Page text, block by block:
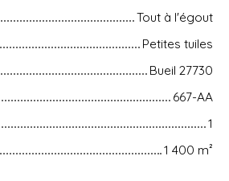
Tout à l'égout
Petites tuiles
Bueil 27730
667-AA
1
1 400 m²